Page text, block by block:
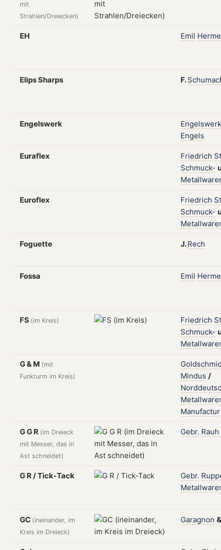
mit
Strahlen/Dreiecken)
EH Emil
Elips Sharps F.
Engelswerk
Engelswerk
Engels
Euraflex Friedrich
Schmuck-
Euroflex Friedrich
Schmuck-
Foguette J.Rech
Fossa Emil
FS (im Kreis) Friedrich
Schmuck-
G & M (mit
Funkturm im Kreis)
Mindus /
Manufactur
G G R (im Dreieck
mit Messer, das in
Ast schneidet)
Gebr. Rauh
G R / Tick-Tack Gebr.
GC (ineinander, im
Kreis im Dreieck)
Garagnon